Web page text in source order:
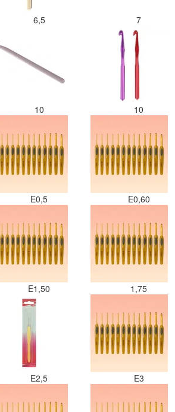
6,5 7
10 10
E0,5 E0,60
E1,50 1,75
E2,5 E3